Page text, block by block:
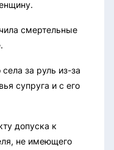
смертельные
за руль из-за
супруга и с его
допуска к
не имеющего